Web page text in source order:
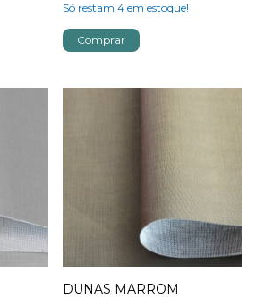
Só restam 4 em estoque!
DUNAS MARROM